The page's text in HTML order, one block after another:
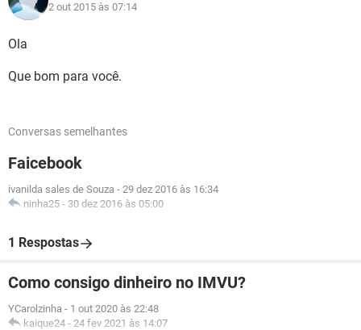
2 out 2015 às 07:14
Ola
Que bom para você.
Conversas semelhantes
Faicebook
ivanilda sales de Souza - 29 dez 2016 às 16:34
ninha25 - 30 dez 2016 às 05:00
1 Respostas
Como consigo dinheiro no IMVU?
YCarolzinha - 1 out 2020 às 22:48
kaique24 - 24 fev 2021 às 14:07